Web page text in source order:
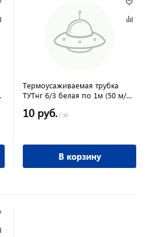
Термоусаживаемая трубка
ТУТнг 6/3 белая по 1м (50 м/
10 руб. / м
В корзину